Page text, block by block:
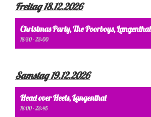
Freitag 18.12.2026
Christmas Party, The Poorboys, Langenthal
18:30 - 23:00
Samstag 19.12.2026
Head over Heels, Langenthal
18:00 - 23:45